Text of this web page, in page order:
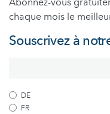
chaque mois le
Souscrivez à
DE
FR